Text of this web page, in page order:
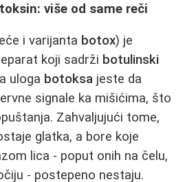
više od same reči
i varijanta botox) je
koji sadrži botulinski
uloga botoksa jeste da
signale ka mišićima, što
Zahvaljujući tome,
glatka, a bore koje
lica - poput onih na čelu,
- postepeno nestaju.